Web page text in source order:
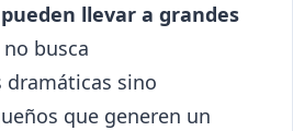
llevar a grandes
no busca
sino
que generen un